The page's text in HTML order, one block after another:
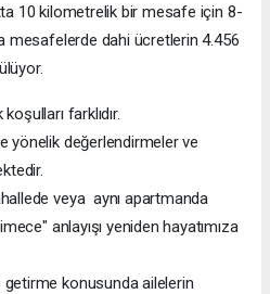
10 kilometrelik bir mesafe için 8-
mesafelerde dahi ücretlerin 4.456
farklıdır.
yönelik değerlendirmeler ve
veya aynı apartmanda
anlayışı yeniden hayatımıza
getirme konusunda ailelerin